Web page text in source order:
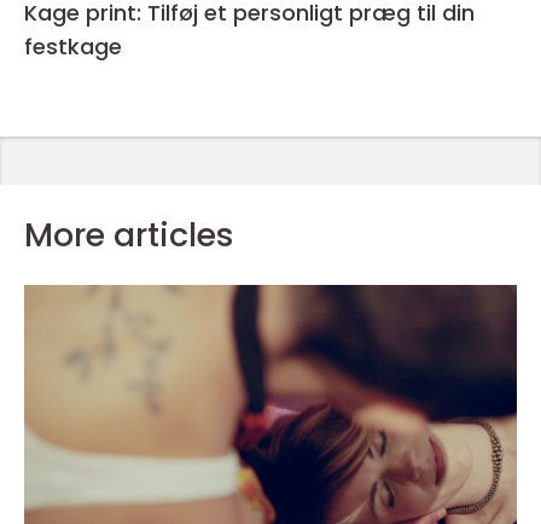
Kage print: Tilføj et personligt præg til din
festkage
More articles